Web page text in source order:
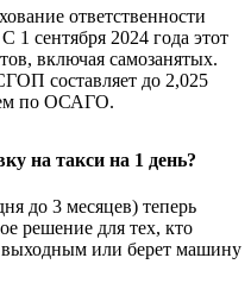
ответственности
1 сентября 2024 года этот
включая самозанятых.
составляет до 2,025
по ОСАГО.
на такси на 1 день?
до 3 месяцев) теперь
решение для тех, кто
выходным или берет машину